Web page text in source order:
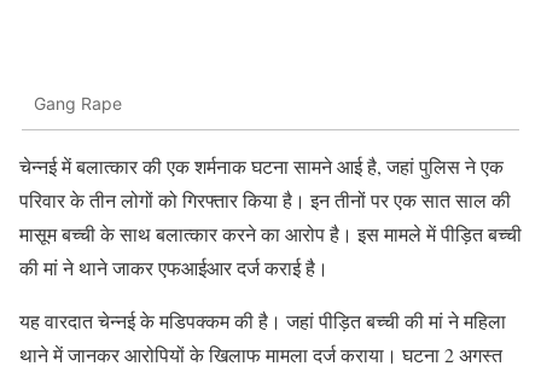
Gang Rape
चेन्नई में बलात्कार की एक शर्मनाक घटना सामने आई है, जहां पुलिस ने एक
परिवार के तीन लोगों को गिरफ्तार किया है। इन तीनों पर एक सात साल की
मासूम बच्ची के साथ बलात्कार करने का आरोप है। इस मामले में पीड़ित बच्ची
की मां ने थाने जाकर एफआईआर दर्ज कराई है।
यह वारदात चेन्नई के मडिपक्कम की है। जहां पीड़ित बच्ची की मां ने महिला
थाने में जानकर आरोपियों के खिलाफ मामला दर्ज कराया। घटना 2 अगस्त